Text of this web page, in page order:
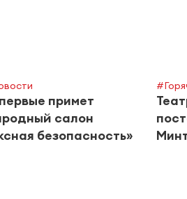
примет
салон
безопасность»